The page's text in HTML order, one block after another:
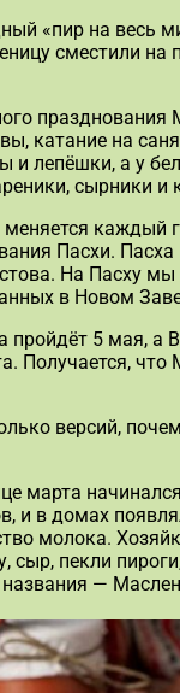
«пир на весь
сместили
празднования
катание на
и лепёшки, а у
сырники и
каждый
Пасхи.
На Пасху
в Новом
пройдёт 5 мая, а
Получается, что
версий,
марта
и в домах
молока.
сыр, пекли
—